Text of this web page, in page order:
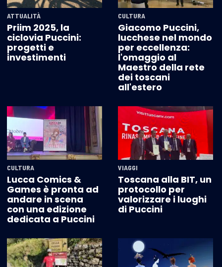
ATTUALITÀ
Priim 2025, la
ciclovia Puccini:
progetti e
investimenti
CULTURA
Giacomo Puccini,
lucchese nel mondo
per eccellenza:
l'omaggio al
Maestro della rete
dei toscani
all'estero
CULTURA
Lucca Comics &
Games è pronta ad
andare in scena
con una edizione
dedicata a Puccini
VIAGGI
Toscana alla BIT, un
protocollo per
valorizzare i luoghi
di Puccini